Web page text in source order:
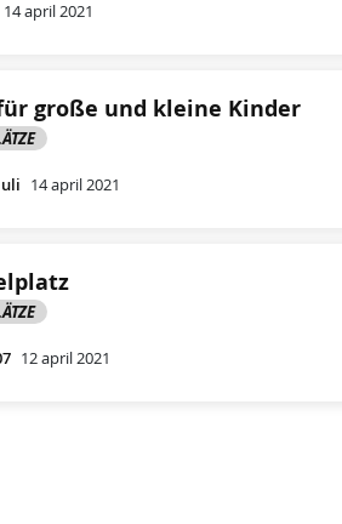
14 april 2021
große und kleine Kinder
14 april 2021
12 april 2021